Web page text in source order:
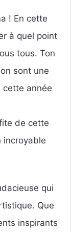
! En cette
à quel point
tous. Ton
sont une
cette année
de cette
incroyable
qui
Que
inspirants